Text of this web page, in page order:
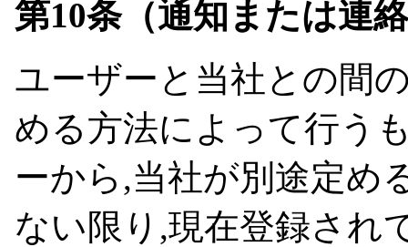
第10条（通知または連
ユーザーと当社との間
める方法によって行う
ーから,当社が別途定め
ない限り,現在登録され